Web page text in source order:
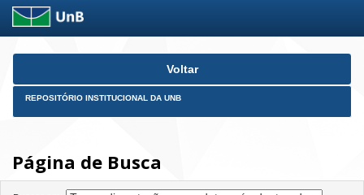
Skip
Voltar
REPOSITÓRIO INSTITUCIONAL DA UNB
Página de Busca